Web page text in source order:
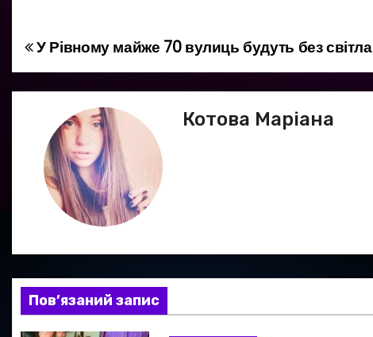
Н
а
ц
і
я
У Рівному майже 70 вулиць будуть без світла
Котова Маріана
Пов’язаний запис